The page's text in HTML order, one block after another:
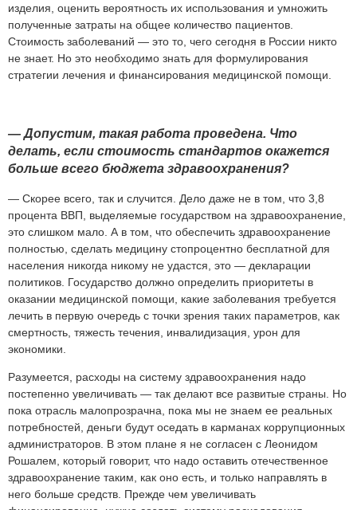
изделия, оценить вероятность их использования и умножить
полученные затраты на общее количество пациентов.
Стоимость заболеваний — это то, чего сегодня в России никто
не знает. Но это необходимо знать для формулирования
стратегии лечения и финансирования медицинской помощи.
—Допустим, такая работа проведена. Что
делать, если стоимость стандартов окажется
больше всего бюджета здравоохранения?
— Скорее всего, так и случится. Дело даже не в том, что 3,8
процента ВВП, выделяемые государством на здравоохранение,
это слишком мало. А в том, что обеспечить здравоохранение
полностью, сделать медицину стопроцентно бесплатной для
населения никогда никому не удастся, это — декларации
политиков. Государство должно определить приоритеты в
оказании медицинской помощи, какие заболевания требуется
лечить в первую очередь с точки зрения таких параметров, как
смертность, тяжесть течения, инвалидизация, урон для
экономики.
Разумеется, расходы на систему здравоохранения надо
постепенно увеличивать — так делают все развитые страны. Но
пока отрасль малопрозрачна, пока мы не знаем ее реальных
потребностей, деньги будут оседать в карманах коррупционных
администраторов. В этом плане я не согласен с Леонидом
Рошалем, который говорит, что надо оставить отечественное
здравоохранение таким, как оно есть, и только направлять в
него больше средств. Прежде чем увеличивать